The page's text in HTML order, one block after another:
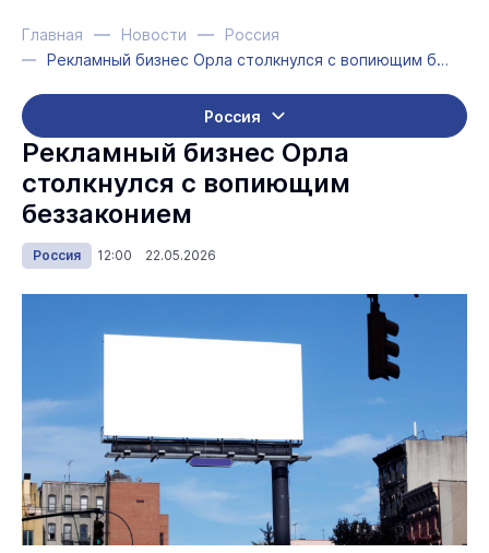
Главная Новости
Россия
Рекламный бизнес Орла столкнулся с вопиющим беззаконием
Россия
Рекламный бизнес Орла
столкнулся с вопиющим
беззаконием
Россия 12:00 22.05.2026